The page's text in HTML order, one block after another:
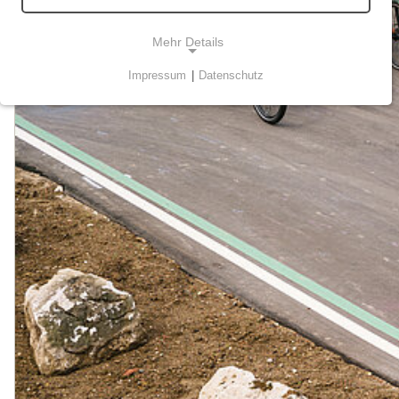
Mehr Details
Technisch notwendige Cookies ermöglichen
grundlegende Funktionen und sind für die
einwandfreie Funktion der Webseite erforderlich.
STATISTIK
Statistik-Cookies werden zur Analyse und
Optimierung der Webseite verwendet. Sie tun dies,
indem sie Besucher über Websites hinweg
verfolgen.
Matomo
Impressum Datenschutz